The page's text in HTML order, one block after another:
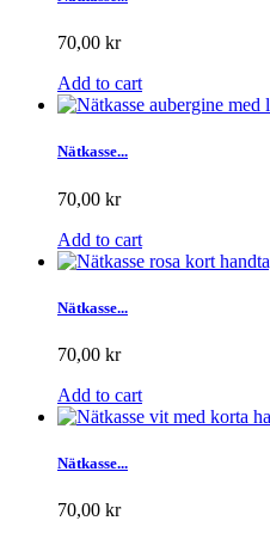
70,00 kr
Add to cart
Nätkasse...
70,00 kr
Add to cart
Nätkasse...
70,00 kr
Add to cart
Nätkasse...
70,00 kr